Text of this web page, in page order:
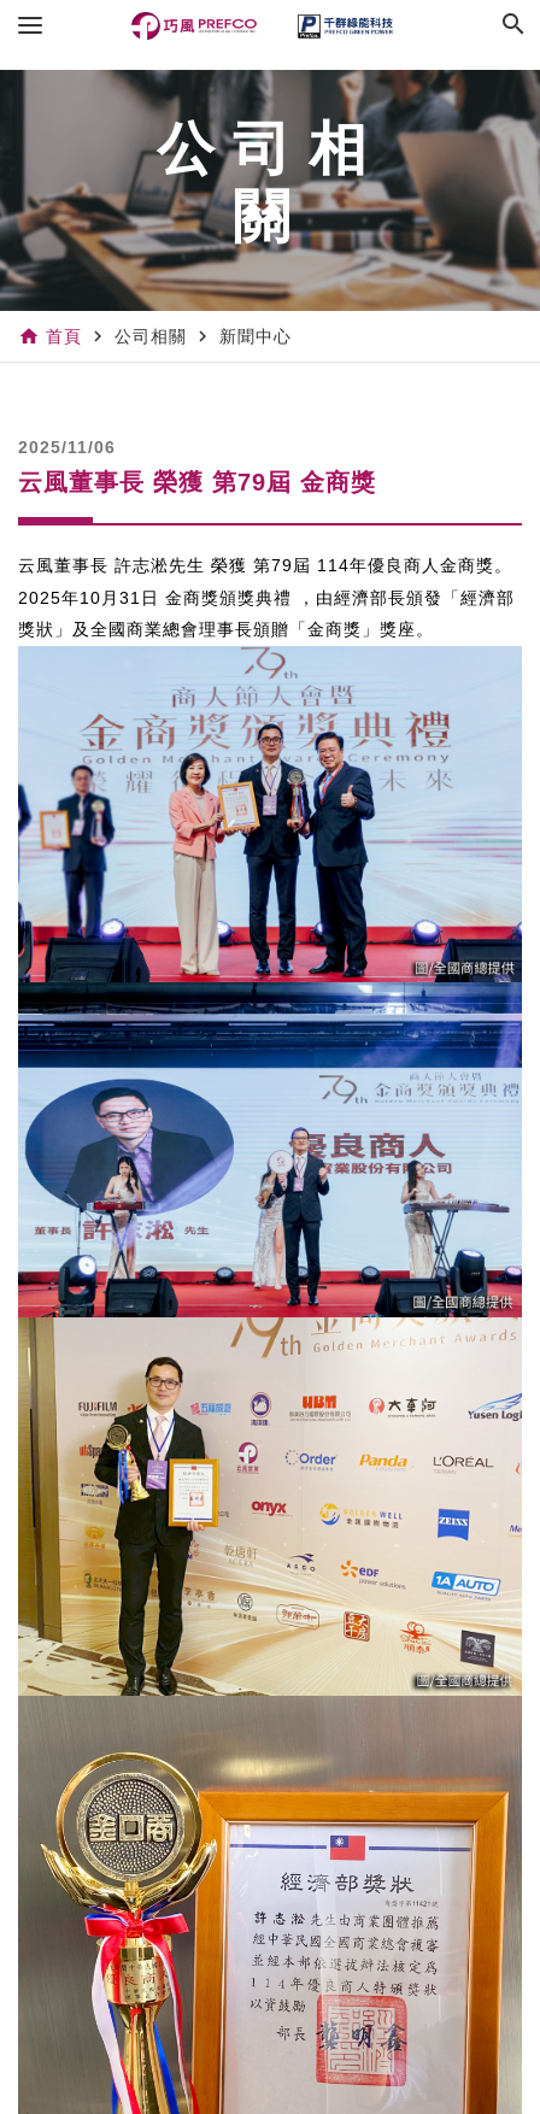
search
公司相
關
home 首頁 navigate_next 公司相關 navigate_next 新聞中心
2025/11/06
云風董事長 榮獲 第79屆 金商獎
云風董事長 許志淞先生 榮獲 第79屆 114年優良商人金商獎。
2025年10 月 31 日 金商獎頒獎典禮 ，由經濟部長頒發「經濟部
獎狀」及全國商業總會理事長頒贈「金商獎」獎座。